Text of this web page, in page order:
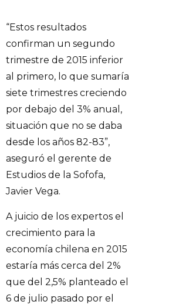
“Estos resultados
confirman un segundo
trimestre de 2015 inferior
al primero, lo que sumaría
siete trimestres creciendo
por debajo del 3% anual,
situación que no se daba
desde los años 82-83”,
aseguró el gerente de
Estudios de la Sofofa,
Javier Vega.
A juicio de los expertos el
crecimiento para la
economía chilena en 2015
estaría más cerca del 2%
que del 2,5% planteado el
6 de julio pasado por el